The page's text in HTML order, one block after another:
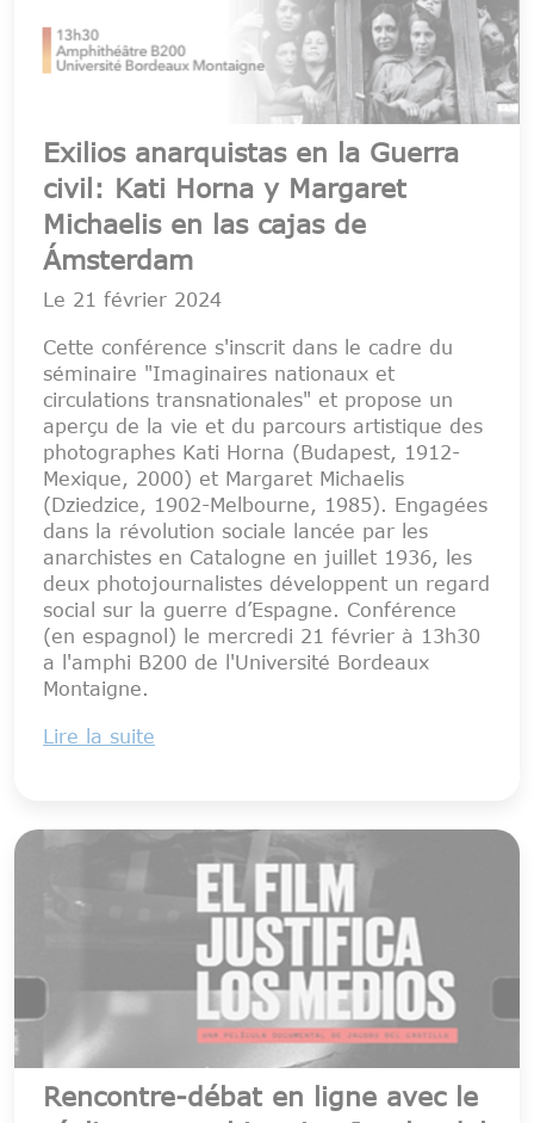
Exilios anarquistas en la Guerra
civil: Kati Horna y Margaret
Michaelis en las cajas de
Ámsterdam
Le 21 février 2024
Cette conférence s'inscrit dans le cadre du
séminaire "Imaginaires nationaux et
circulations transnationales" et propose un
aperçu de la vie et du parcours artistique des
photographes Kati Horna (Budapest, 1912-
Mexique, 2000) et Margaret Michaelis
(Dziedzice, 1902-Melbourne, 1985). Engagées
dans la révolution sociale lancée par les
anarchistes en Catalogne en juillet 1936, les
deux photojournalistes développent un regard
social sur la guerre d’Espagne. Conférence
(en espagnol) le mercredi 21 février à 13h30
a l'amphi B200 de l'Université Bordeaux
Montaigne.
Lire la suite
Rencontre-débat en ligne avec le